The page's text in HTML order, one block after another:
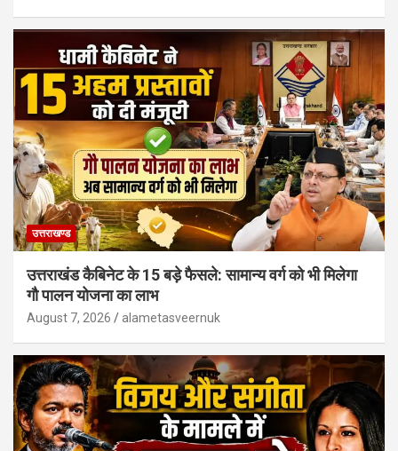
उत्तराखण्ड
उत्तराखंड कैबिनेट के 15 बड़े फैसले: सामान्य वर्ग को भी मिलेगा
गौ पालन योजना का लाभ
August 7, 2026 alametasveernuk